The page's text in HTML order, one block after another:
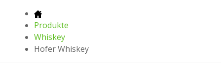
Produkte
Whiskey
Hofer Whiskey